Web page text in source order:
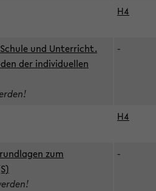
H4
und Unterricht.
der individuellen
-
H4
zum
-